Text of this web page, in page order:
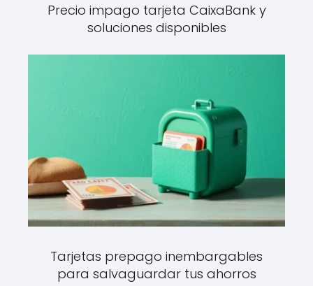
Precio impago tarjeta CaixaBank y
soluciones disponibles
Tarjetas prepago inembargables
para salvaguardar tus ahorros